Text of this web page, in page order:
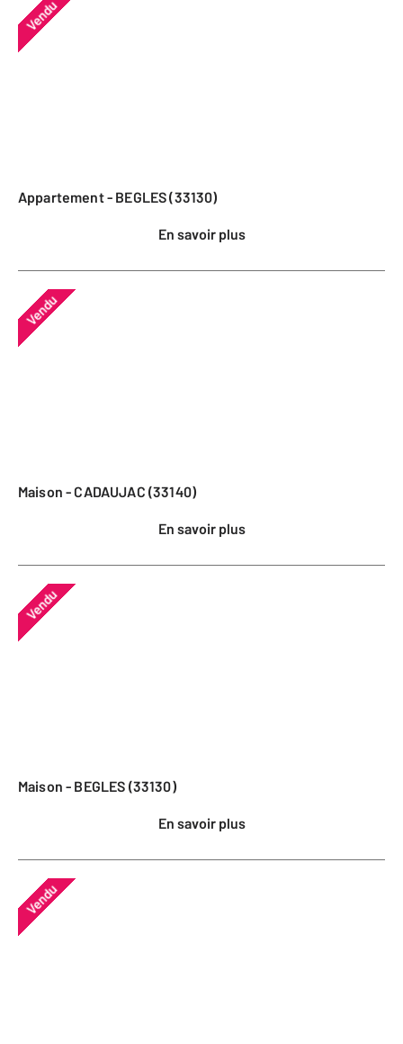
Vendu
Appartement - BEGLES (33130)
En savoir plus
Vendu
Maison - CADAUJAC (33140)
En savoir plus
Vendu
Maison - BEGLES (33130)
En savoir plus
Vendu